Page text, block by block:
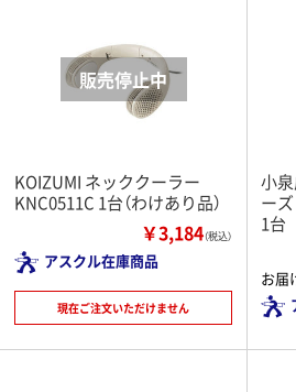
KOIZUMI ネッククーラー
KNC0511C 1台（わけあり品）
￥3,184（税込）
アスクル在庫商品
現在ご注文いただけません
小
ー
1台
お届